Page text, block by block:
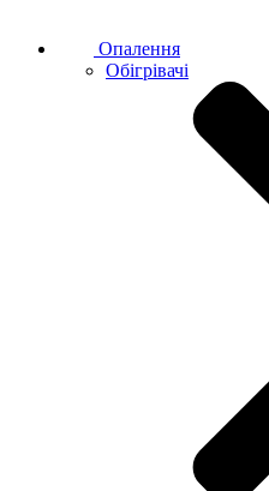
Опалення
Обігрівачі